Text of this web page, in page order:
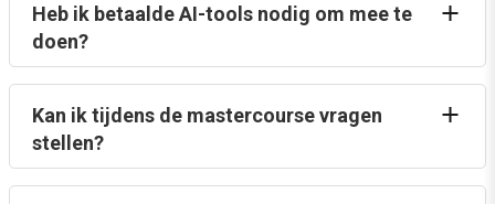
Heb ik betaalde AI-tools nodig om mee te
doen?
Kan ik tijdens de mastercourse vragen
stellen?